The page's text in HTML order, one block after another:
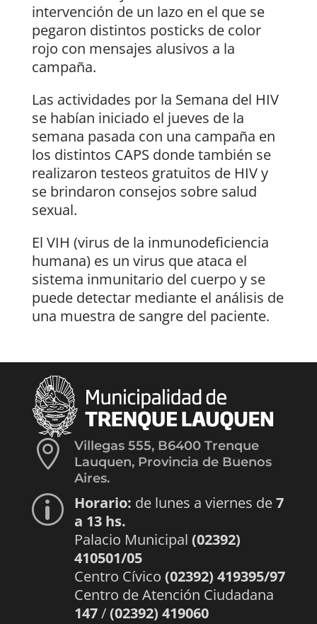
intervención de un lazo en el que se
pegaron distintos posticks de color
rojo con mensajes alusivos a la
campaña.
Las actividades por la Semana del HIV
se habían iniciado el jueves de la
semana pasada con una campaña en
los distintos CAPS donde también se
realizaron testeos gratuitos de HIV y
se brindaron consejos sobre salud
sexual.
El VIH (virus de la inmunodeficiencia
humana) es un virus que ataca el
sistema inmunitario del cuerpo y se
puede detectar mediante el análisis de
una muestra de sangre del paciente.

Villegas 555, B6400 Trenque
Lauquen, Provincia de Buenos
Aires.
p Horario: de lunes a viernes de7
a 13 hs.
Palacio Municipal (02392)
410501/05
Centro Cívico (02392) 419395/97
Centro de Atención Ciudadana
147/(02392) 419060